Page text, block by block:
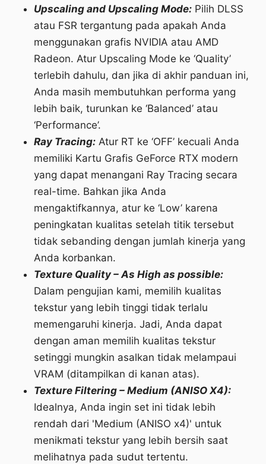
Upscaling and Upscaling Mode: Pilih DLSS
atau FSR tergantung pada apakah Anda
menggunakan grafis NVIDIA atau AMD
Radeon. Atur Upscaling Mode ke ‘Quality’
terlebih dahulu, dan jika di akhir panduan ini,
Anda masih membutuhkan performa yang
lebih baik, turunkan ke ‘Balanced’ atau
‘Performance’.
Ray Tracing: Atur RT ke ‘OFF’ kecuali Anda
memiliki Kartu Grafis GeForce RTX modern
yang dapat menangani Ray Tracing secara
real-time. Bahkan jika Anda
mengaktifkannya, atur ke ‘Low’ karena
peningkatan kualitas setelah titik tersebut
tidak sebanding dengan jumlah kinerja yang
Anda korbankan.
Texture Quality – As High as possible:
Dalam pengujian kami, memilih kualitas
tekstur yang lebih tinggi tidak terlalu
memengaruhi kinerja. Jadi, Anda dapat
dengan aman memilih kualitas tekstur
setinggi mungkin asalkan tidak melampaui
VRAM (ditampilkan di kanan atas).
Texture Filtering – Medium (ANISO X4):
Idealnya, Anda ingin set ini tidak lebih
rendah dari 'Medium (ANISO x4)' untuk
menikmati tekstur yang lebih bersih saat
melihatnya pada sudut tertentu.